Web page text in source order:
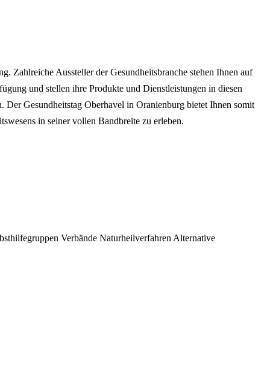
Zahlreiche Aussteller der Gesundheitsbranche stehen Ihnen auf
und stellen ihre Produkte und Dienstleistungen in diesen
Der Gesundheitstag Oberhavel in Oranienburg bietet Ihnen somit
in seiner vollen Bandbreite zu erleben.
Verbände Naturheilverfahren Alternative